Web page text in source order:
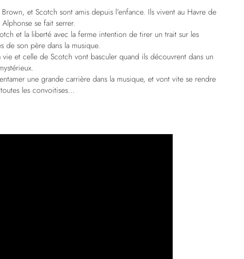
et Scotch sont amis depuis l’enfance. Ils vivent au Havre de
se fait serrer.
et la liberté avec la ferme intention de tirer un trait sur les
de son père dans la musique.
vie et celle de Scotch vont basculer quand ils découvrent dans un
une grande carrière dans la musique, et vont vite se rendre
les convoitises…